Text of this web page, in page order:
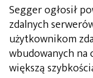
Segger ogłosił
zdalnych
użytkownikom
wbudowanych na
większą